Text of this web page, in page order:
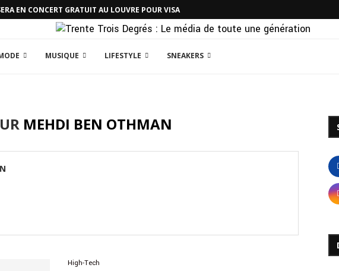
EN CONCERT GRATUIT AU LOUVRE POUR VISA
MUSIQUE LIFESTYLE SNEAKERS
MEHDI BEN OTHMAN
High-Tech